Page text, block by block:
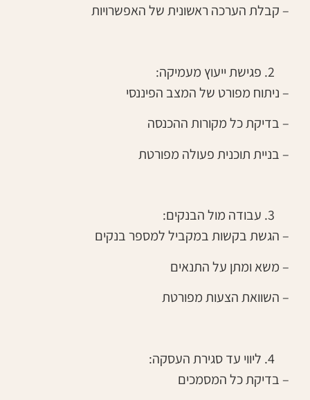
– קבלת הערכה ראשונית של האפשרויות
פגישת ייעוץ מעמיקה:
– ניתוח מפורט של המצב הפיננסי
– בדיקת כל מקורות ההכנסה
– בניית תוכנית פעולה מפורטת
עבודה מול הבנקים:
– הגשת בקשות במקביל למספר בנקים
– משא ומתן על התנאים
– השוואת הצעות מפורטת
ליווי עד סגירת העסקה:
– בדיקת כל המסמכים